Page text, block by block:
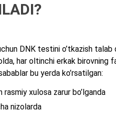
DNK testini o’tkazish
har oltinchi erkak birovning
bu yerda ko’rsatilgan:
xulosa zarur bo’lganda
nizolarda